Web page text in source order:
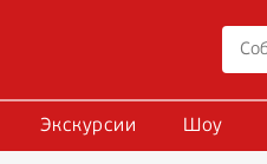
Экскурсии Шоу